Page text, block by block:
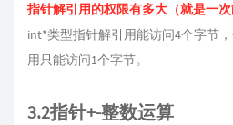
指针解引用的权限有多大（就是一次
int*类型指针解引用能访问4个字节
用只能访问1个字节。
3.2指针+-整数运算